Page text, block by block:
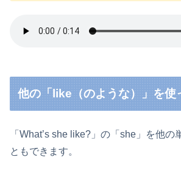
他の「like（のような）」を使
「What’s she like?」の「she」を他の
ともできます。